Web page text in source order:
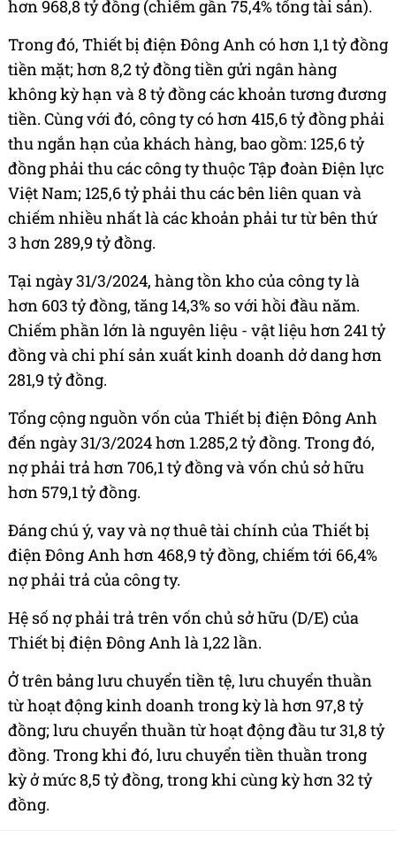
hơn 968,8 tỷ đồng (chiếm gần 75,4% tổng tài sản).
Trong đó, Thiết bị điện Đông Anh có hơn 1,1 tỷ đồng
tiền mặt; hơn 8,2 tỷ đồng tiền gửi ngân hàng
không kỳ hạn và 8 tỷ đồng các khoản tương đương
tiền. Cùng với đó, công ty có hơn 415,6 tỷ đồng phải
thu ngắn hạn của khách hàng, bao gồm: 125,6 tỷ
đồng phải thu các công ty thuộc Tập đoàn Điện lực
Việt Nam; 125,6 tỷ phải thu các bên liên quan và
chiếm nhiều nhất là các khoản phải tư từ bên thứ
3 hơn 289,9 tỷ đồng.
Tại ngày 31/3/2024, hàng tồn kho của công ty là
hơn 603 tỷ đồng, tăng 14,3% so với hồi đầu năm.
Chiếm phần lớn là nguyên liệu - vật liệu hơn 241 tỷ
đồng và chi phí sản xuất kinh doanh dở dang hơn
281,9 tỷ đồng.
Tổng cộng nguồn vốn của Thiết bị điện Đông Anh
đến ngày 31/3/2024 hơn 1.285,2 tỷ đồng. Trong đó,
nợ phải trả hơn 706,1 tỷ đồng và vốn chủ sở hữu
hơn 579,1 tỷ đồng.
Đáng chú ý, vay và nợ thuê tài chính của Thiết bị
điện Đông Anh hơn 468,9 tỷ đồng, chiếm tới 66,4%
nợ phải trả của công ty.
Hệ số nợ phải trả trên vốn chủ sở hữu (D/E) của
Thiết bị điện Đông Anh là 1,22 lần.
Ở trên bảng lưu chuyển tiền tệ, lưu chuyển thuần
từ hoạt động kinh doanh trong kỳ là hơn 97,8 tỷ
đồng; lưu chuyển thuần từ hoạt động đầu tư 31,8 tỷ
đồng. Trong khi đó, lưu chuyển tiền thuần trong
kỳ ở mức 8,5 tỷ đồng, trong khi cùng kỳ hơn 32 tỷ
đồng.